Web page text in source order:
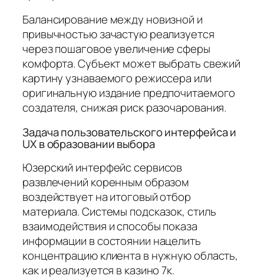
Балансирование между новизной и
привычностью зачастую реализуется
через пошаговое увеличение сферы
комфорта. Субъект может выбрать свежий
картину узнаваемого режиссера или
оригинальную издание предпочитаемого
создателя, снижая риск разочарования.
Задача пользовательского интерфейса и
UX в образовании выбора
Юзерский интерфейс сервисов
развлечений коренным образом
воздействует на итоговый отбор
материала. Системы подсказок, стиль
взаимодействия и способы показа
информации в состоянии нацелить
концентрацию клиента в нужную область,
как и реализуется в казино 7к.